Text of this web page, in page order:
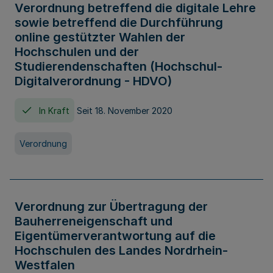
Verordnung betreffend die digitale Lehre
sowie betreffend die Durchführung
online gestützter Wahlen der
Hochschulen und der
Studierendenschaften (Hochschul-
Digitalverordnung - HDVO)
In Kraft Seit 18. November 2020
Verordnung
Verordnung zur Übertragung der
Bauherreneigenschaft und
Eigentümerverantwortung auf die
Hochschulen des Landes Nordrhein-
Westfalen